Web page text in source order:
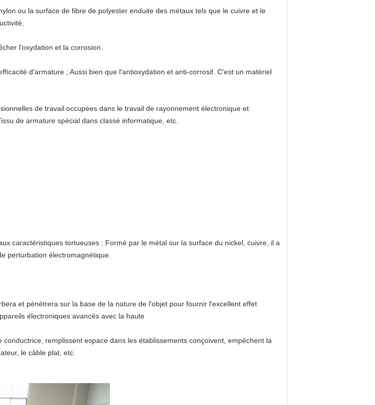
ou la surface de fibre de polyester enduite des métaux tels que le cuivre et le
l'oxydation et la corrosion.
d'armature ; Aussi bien que l'antioxydation et anti-corrosif. C'est un matériel
de travail occupées dans le travail de rayonnement électronique et
de armature spécial dans classé informatique, etc.
caractéristiques tortueuses ; Formé par le métal sur la surface du nickel, cuivre, il a
perturbation électromagnétique.
et pénétrera sur la base de la nature de l'objet pour fournir l'excellent effet
électroniques avancés avec la haute
remplissent espace dans les établissements conçoivent, empêchent la
le câble plat, etc.